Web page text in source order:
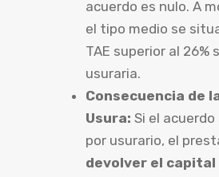
acuerdo es nulo. A
el tipo medio se
TAE superior al 26%
usuraria.
Consecuencia de
Usura: Si el
por usurario, el
devolver el